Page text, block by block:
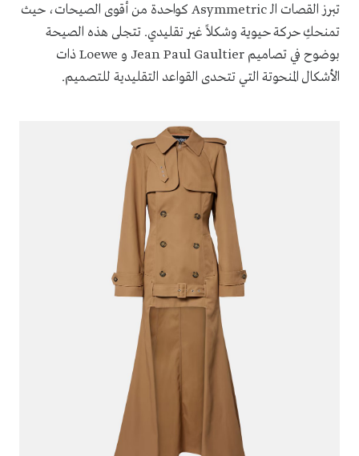
تبرز القصات الـ Asymmetric كواحدة من أقوى الصيحات، حيث
تمنحكِ حركة حيوية وشكلاً غير تقليدي. تتجلى هذه الصيحة
بوضوح في تصاميم Jean Paul Gaultier و Loewe ذات
الأشكال المنحوتة التي تتحدى القواعد التقليدية للتصميم.